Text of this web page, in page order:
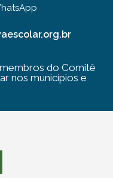
do Comitê
nos municípios e